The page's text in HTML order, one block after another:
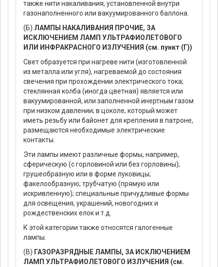
также нити накаливания, установленной внутри
газонаполненного или вакуумированного баллона.
(Б) ЛАМПЫ НАКАЛИВАНИЯ ПРОЧИЕ, ЗА
ИСКЛЮЧЕНИЕМ ЛАМП УЛЬТРАФИОЛЕТОВОГО
ИЛИ ИНФРАКРАСНОГО ИЗЛУЧЕНИЯ (см. пункт (Г))
Свет образуется при нагреве нити (изготовленной
из металла или угля), нагреваемой до состояния
свечения при прохождении электрического тока;
стеклянная колба (иногда цветная) является или
вакуумированной, или заполненной инертным газом
при низком давлении; в цоколе, который может
иметь резьбу или байонет для крепления в патроне,
размещаются необходимые электрические
контакты.
Эти лампы имеют различные формы, например,
сферическую (с горловиной или без горловины);
грушеобразную или в форме луковицы;
факелообразную; трубчатую (прямую или
искривленную); специальные причудливые формы
для освещения, украшений, новогодних и
рождественских елок и т.д.
К этой категории также относятся галогенные
лампы.
(В) ГАЗОРАЗРЯДНЫЕ ЛАМПЫ, ЗА ИСКЛЮЧЕНИЕМ
ЛАМП УЛЬТРАФИОЛЕТОВОГО ИЗЛУЧЕНИЯ (см.